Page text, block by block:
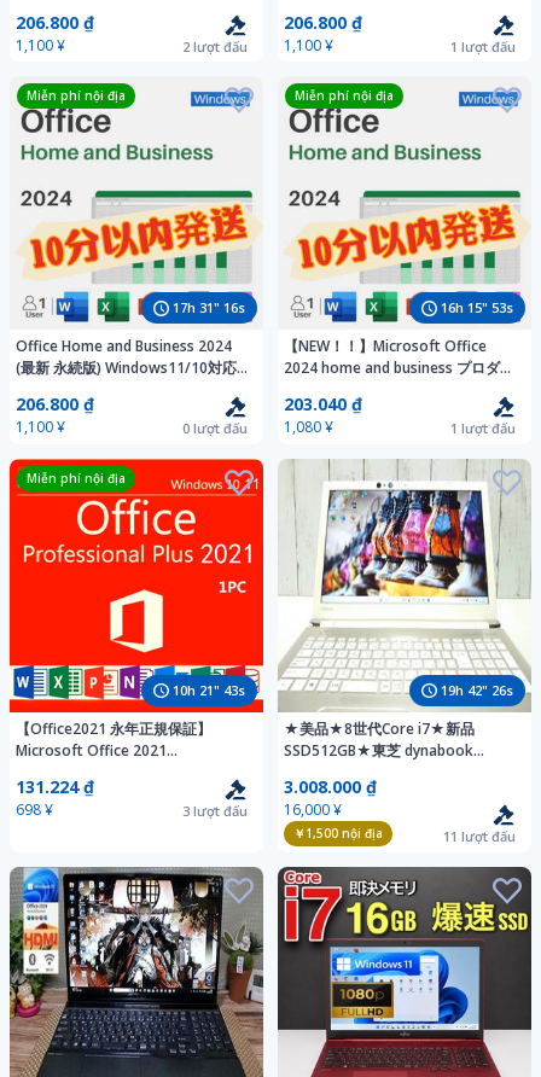
キー 日本語 ダウンロード
206.800 ₫
1,100 ¥ 2 lượt đấu
匿名配送
206.800 ₫
1,100 ¥ 1 lượt đấu
17h 31" 14s
Miễn phí nội địa
Office Home and Business 2024
(最新 永続版) Windows11/10対応
匿名配送
206.800 ₫
1,100 ¥ 0 lượt đấu
16h 15" 51s
Miễn phí nội địa
【NEW！！】Microsoft Office
2024 home and business プロダク
PowerPoint オフィス2024
203.040 ₫
1,080 ¥ 1 lượt đấu
10h 21" 41s
Miễn phí nội địa
【Office2021 永年正規保証】
Microsoft Office 2021
ロダクトキー 日本語 Access Word
Excel PowerPoin
131.224 ₫
698 ¥ 3 lượt đấu
19h 42" 24s
★美品★8世代Core i7★新品
SSD512GB★東芝 dynabook
モリ
8GB★Windows11★Microsoft
Office H&B★カメラ
3.008.000 ₫
16,000 ¥
￥1,500nội địa 11 lượt đấu